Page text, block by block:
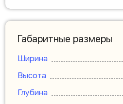
Габаритные размеры
Ширина
Высота
Глубина